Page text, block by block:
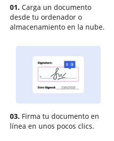
01. Carga un documento
desde tu ordenador o
almacenamiento en la nube.
03. Firma tu documento en
línea en unos pocos clics.